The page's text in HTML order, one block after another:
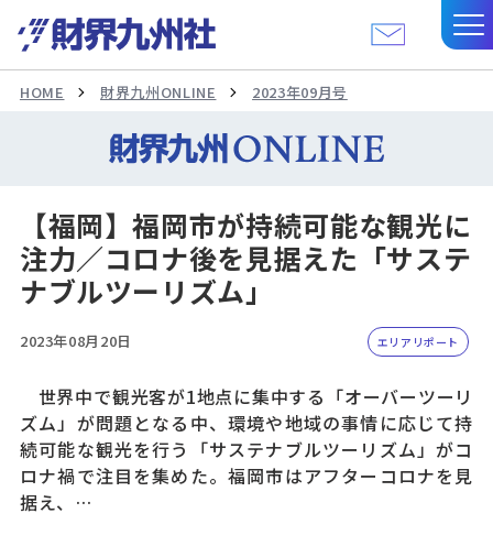
HOME 財界九州ONLINE 2023年09月号
【福岡】福岡市が持続可能な観光に
注力／コロナ後を見据えた「サステ
ナブルツーリズム」
2023年08月20日 エリアリポート
世界中で観光客が1地点に集中する「オーバーツーリ
ズム」が問題となる中、環境や地域の事情に応じて持
続可能な観光を行う「サステナブルツーリズム」がコ
ロナ禍で注目を集めた。福岡市はアフターコロナを見
据え、…